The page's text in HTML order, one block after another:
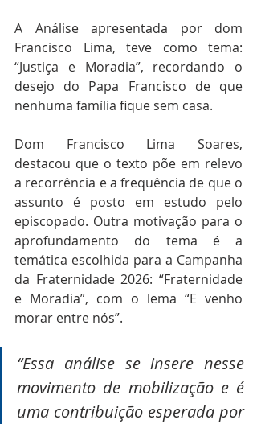
A Análise apresentada por dom
Francisco Lima, teve como tema:
“Justiça e Moradia”, recordando o
desejo do Papa Francisco de que
nenhuma família fique sem casa.
Dom Francisco Lima Soares,
destacou que o texto põe em relevo
a recorrência e a frequência de que o
assunto é posto em estudo pelo
episcopado. Outra motivação para o
aprofundamento do tema é a
temática escolhida para a Campanha
da Fraternidade 2026: “Fraternidade
e Moradia”, com o lema “E venho
morar entre nós”.
“Essa análise se insere nesse
movimento de mobilização e é
uma contribuição esperada por